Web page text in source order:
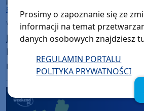
Rozmowy w Weekend FM Chojnice
wtorek, 4 sierpnia 2026, 14:00
Jeszcze niedawno zakładał
Dziś walczy o powrót do
niedzielę (09.08) w Silnie
dla Szymona Golińskiego z
(ROZMOWA)
Prosimy o zapoznanie się ze
informacji na temat
danych osobowych znajdziesz
REGULAMIN PORTALU
POLITYKA PRYWATNOŚCI